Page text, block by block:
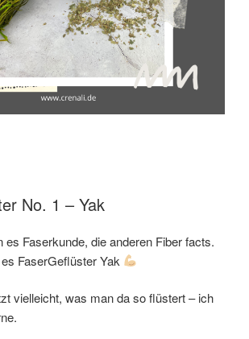
No. 1 – Yak
es Faserkunde, die anderen Fiber facts.
FaserGeflüster Yak
vielleicht, was man da so flüstert – ich